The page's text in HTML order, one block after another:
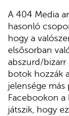
A 404 Media
hasonló
hogy a
elsősorban
abszurd/bizarr
botok hozzák
jelensége
Facebookon
játszik, hogy